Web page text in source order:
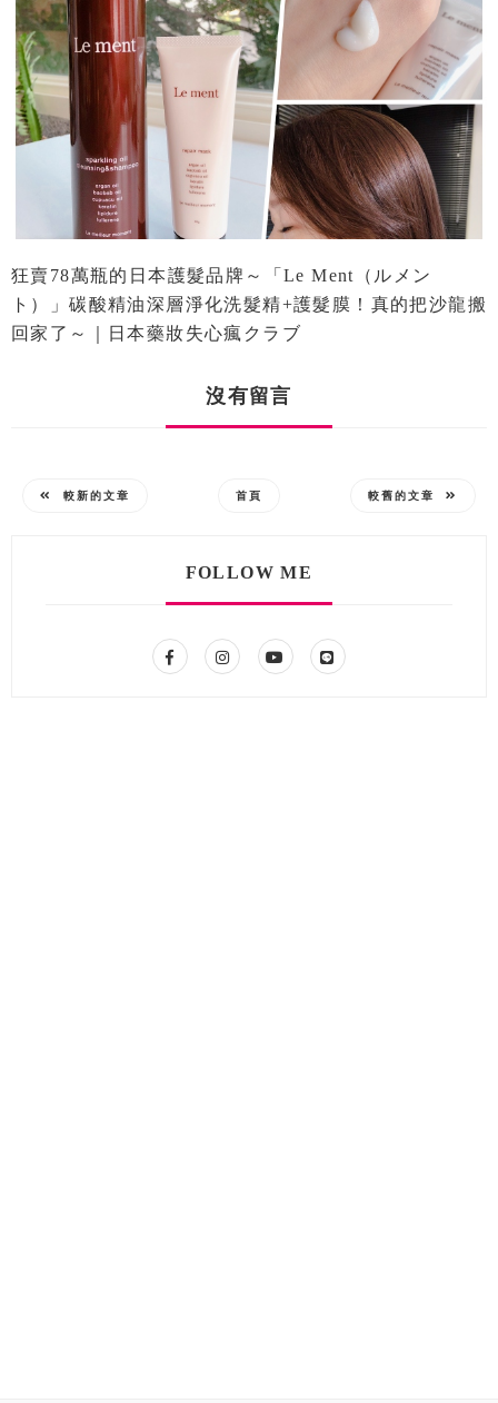
狂賣78萬瓶的日本護髮品牌～「Le Ment（ルメン
ト）」碳酸精油深層淨化洗髮精+護髮膜！真的把沙龍搬
回家了～｜日本藥妝失心瘋クラブ
沒有留言
較新的文章 首頁 較舊的文章
FOLLOW ME